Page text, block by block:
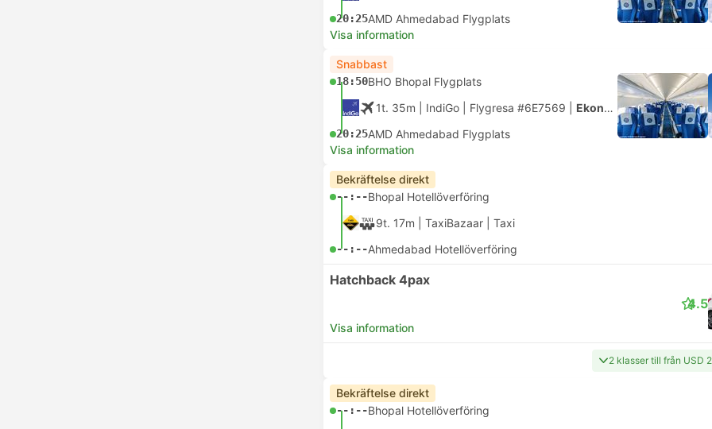
20:25AMD Ahmedabad Flygplats
Visa information
Snabbast
18:50BHO Bhopal Flygplats
1t. 35m | IndiGo Flygresa #6E7569 Ekonomi
20:25AMD Ahmedabad Flygplats
Visa information
Bekräftelse direkt
--:--Bhopal Hotellöverföring
9t. 17m | TaxiBazaar Taxi
--:--Ahmedabad Hotellöverföring
Hatchback 4pax
Visa information
4.5
2 klasser till från USD
Bekräftelse direkt
--:--Bhopal Hotellöverföring